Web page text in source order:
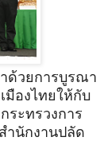
ด้วยการบูรณา
มืองไทยให้กับ
ระทรวงการ
นักงานปลัด